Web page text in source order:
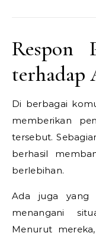
Respon
terhadap
Di berbagai
memberikan
tersebut.
berhasil
berlebihan.
Ada juga yang
menangani
Menurut